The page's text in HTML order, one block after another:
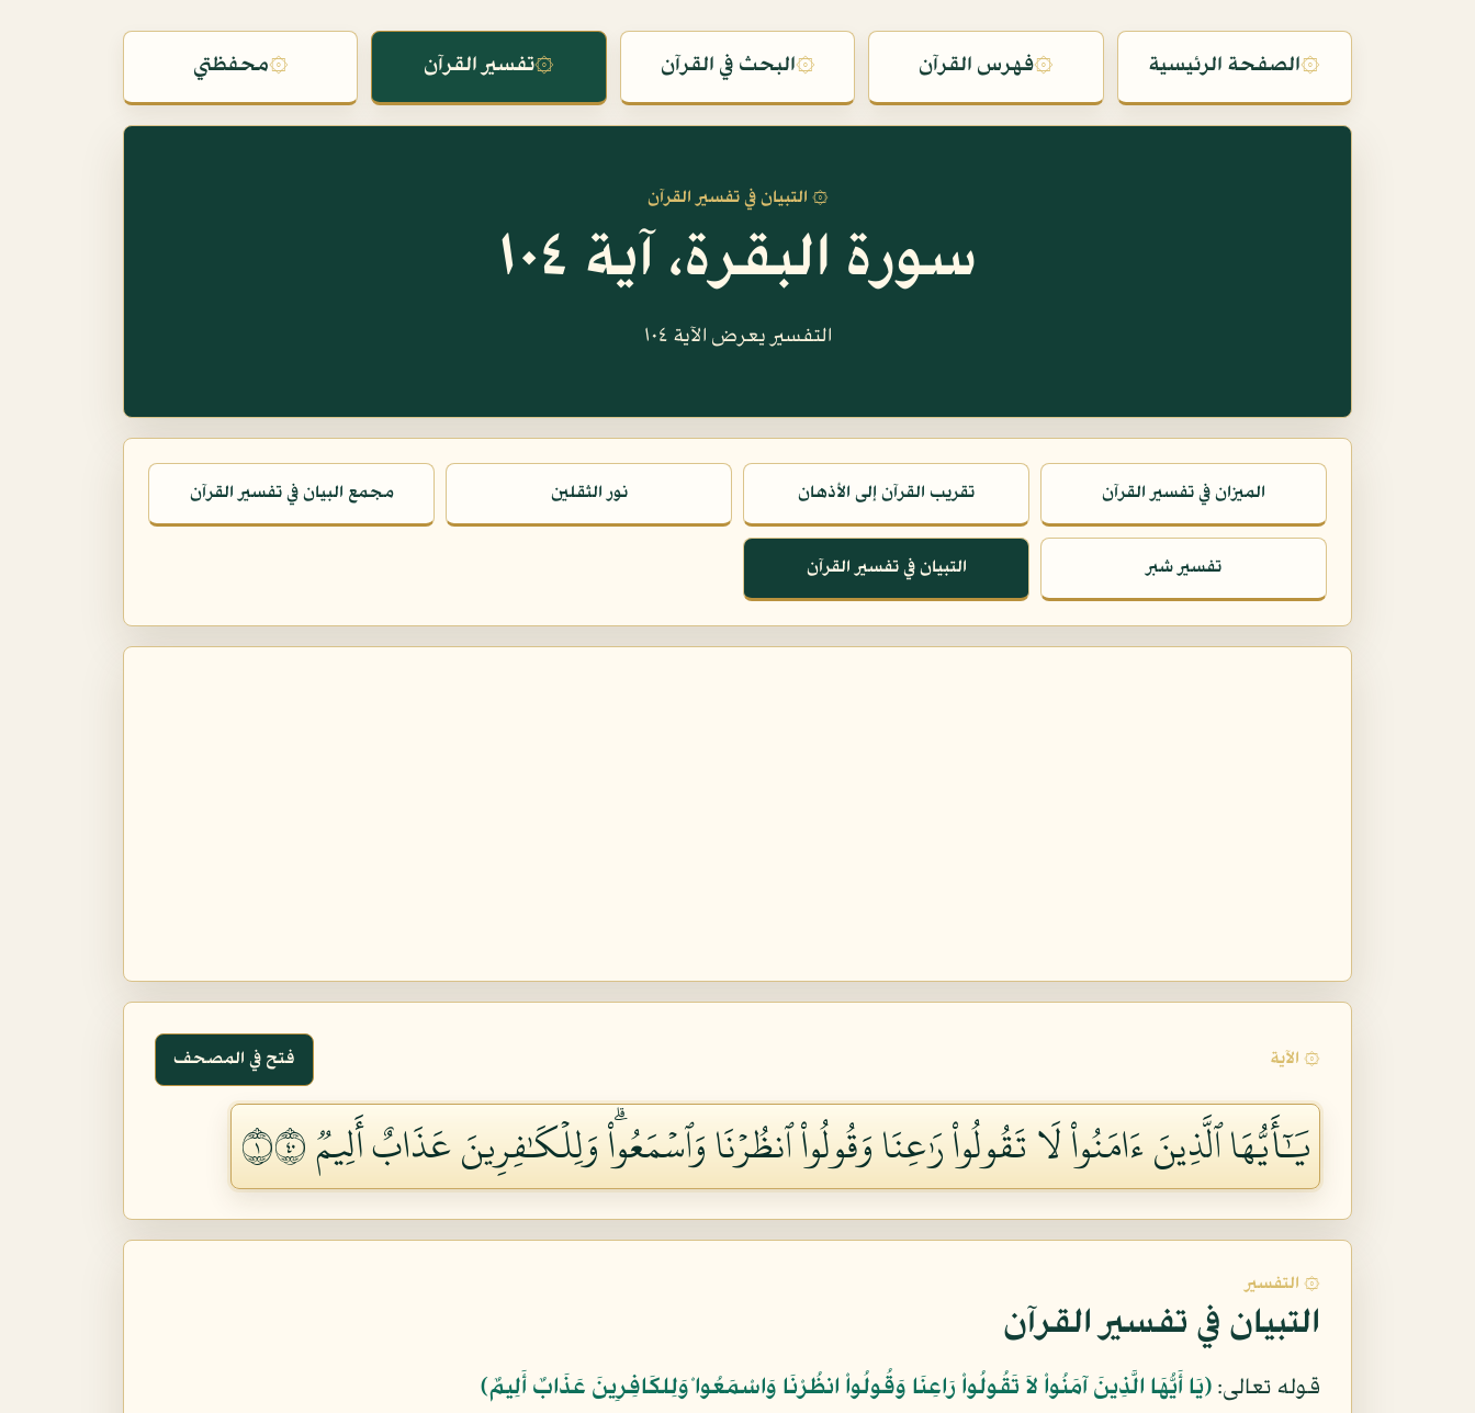
۞الصفحة الرئيسية ۞فهرس القرآن ۞البحث في القرآن ۞تفسير القرآن ۞محفظتي
۞ التبيان في تفسير القرآن
سورة البقرة، آية ١٠٤
التفسير يعرض الآية ١٠٤
الميزان في تفسير القرآن تقريب القرآن إلى الأذهان نور الثقلين مجمع البيان في تفسير القرآن
تفسير شبر التبيان في تفسير القرآن
۞ الآية فتح في المصحف
يَٰٓأَيُّهَا ٱلَّذِينَ ءَامَنُواْ لَا تَقُولُواْ رَٰعِنَا وَقُولُواْ ٱنظُرۡنَا وَٱسۡمَعُواْۗ وَلِلۡكَٰفِرِينَ عَذَابٌ أَلِيمٞ ١٠٤
۞ التفسير
التبيان في تفسير القرآن
قوله تعالى: ﴿يَا أَيُّهَا الَّذِينَ آمَنُواْ لاَ تَقُولُواْ رَاعِنَا وَقُولُواْ انظُرْنَا وَاسْمَعُوا ْوَلِلكَافِرِينَ عَذَابٌ أَلِيمٌ﴾